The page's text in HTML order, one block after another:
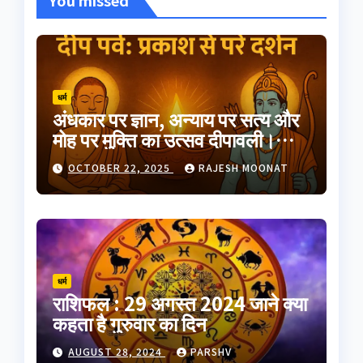
धर्म
अंधकार पर ज्ञान, अन्याय पर सत्य और
मोह पर मुक्ति का उत्सव दीपावली।
भारतीय परंपरा का यह त्योहार
आत्मप्रकाश का प्रतीक है
OCTOBER 22, 2025 RAJESH MOONAT
धर्म
राशिफल : 29 अगस्त 2024 जाने क्या
कहता है गुरुवार का दिन
AUGUST 28, 2024 PARSHV